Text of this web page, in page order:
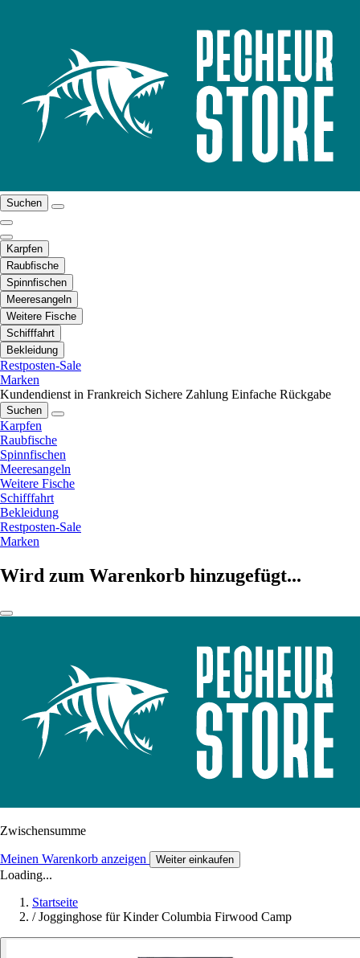
Suchen
Karpfen
Raubfische
Spinnfischen
Meeresangeln
Weitere Fische
Schifffahrt
Bekleidung
Restposten-Sale
Marken
Kundendienst in Frankreich Sichere Zahlung Einfache Rückgabe
Suchen
Karpfen
Raubfische
Spinnfischen
Meeresangeln
Weitere Fische
Schifffahrt
Bekleidung
Restposten-Sale
Marken
Wird zum Warenkorb hinzugefügt...
Zwischensumme
Meinen Warenkorb anzeigen Weiter einkaufen
Loading...
Startseite
/ Jogginghose für Kinder Columbia Firwood Camp